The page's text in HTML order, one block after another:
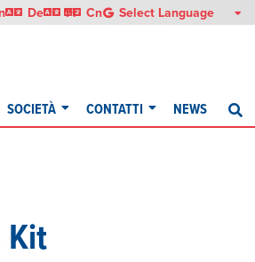
English
De Deutsch
Fr Français
Cn 中文
SOCIETÀ CONTATTI NEWS
Kit